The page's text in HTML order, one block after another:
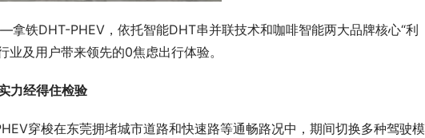
拿铁DHT-PHEV，依托智能DHT串并联技术和咖啡智能两大品牌核心“利
业及用户带来领先的0焦虑出行体验。
力经得住检验
穿梭在东莞拥堵城市道路和快速路等通畅路况中，期间切换多种驾驶模